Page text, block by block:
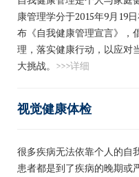
康管理学分于2015年9月19
布《自我健康管理宣言》，
理，落实健康行动，以应对
大挑战。 >>>详细
视觉健康体检
很多疾病无法依靠个人的自
患者都是到了疾病的晚期或